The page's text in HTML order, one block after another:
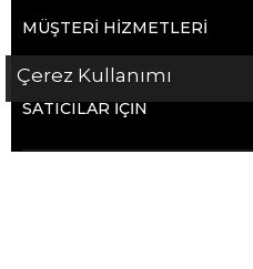
MÜŞTERİ HİZMETLERİ
SATICILAR İÇİN
Çerez Kullanımı